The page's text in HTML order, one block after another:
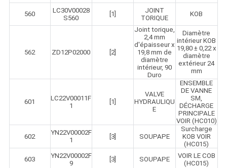
560
LC30V00028
S560
[1]
JOINT
TORIQUE
KOB
562 ZD12P02000 [2]
Joint torique,
2,4 mm
d'épaisseur x
19,8 mm de
diamètre
intérieur, 90
Duro
Diamètre
intérieur KOB
19,80 ± 0,22 x
diamètre
extérieur 24
mm
601
LC22V00011F
1
[1]
VALVE
HYDRAULIQU
E
ENSEMBLE
DE VANNE
SM,
DÉCHARGE
PRINCIPALE
VOIR (HC010)
602
YN22V00002F
1
[3] SOUPAPE
Surcharge
KOB VOIR
(HC015)
603
YN22V00002F
9
[3] SOUPAPE
VOIR LE COB
(HC015)